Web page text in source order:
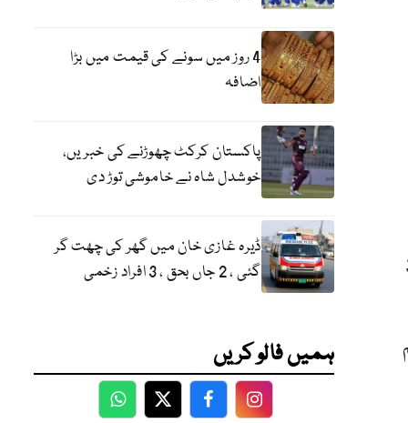
عمل میں 3
4 روز میں سونے کی قیمت میں بڑا
اضافہ
پاکستان کرکٹ چھوڑنے کی خبریں،
خوشدل شاہ نے خاموشی توڑ دی
ڈیرہ غازی خان میں گھر کی چھت گر
گئی ، 2 جاں بحق ، 3 افراد زخمی
ہمیں فالو کریں
WhatsApp
TwitterFacebookFacebook